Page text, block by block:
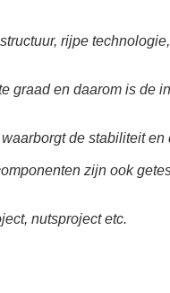
rijpe
graad en daarom is de
de stabiliteit
zijn ook
nutsproject etc.